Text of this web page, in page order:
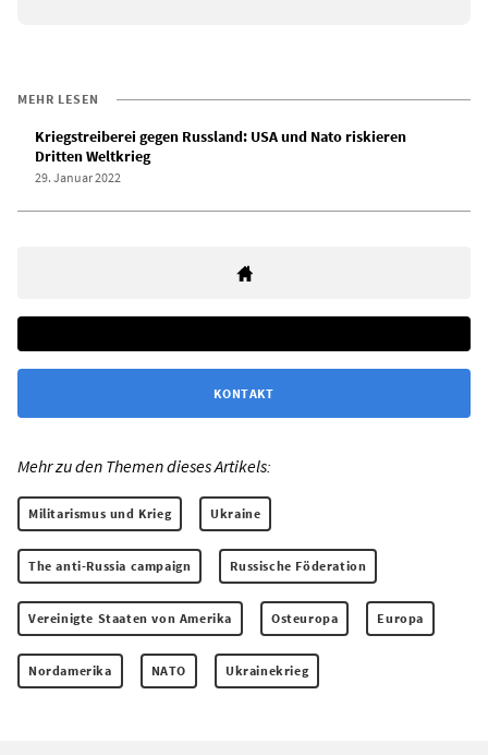
MEHR LESEN
Kriegstreiberei gegen Russland: USA und Nato riskieren
Dritten Weltkrieg
29. Januar 2022
KONTAKT
Mehr zu den Themen dieses Artikels:
Militarismus und Krieg Ukraine
The anti-Russia campaign Russische Föderation
Vereinigte Staaten von Amerika Osteuropa Europa
Nordamerika NATO Ukrainekrieg